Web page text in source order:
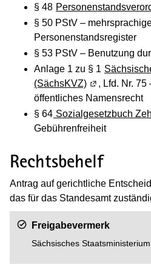
§ 48
§ 50 PStV –
Personenstandsregister
§ 53 PStV – Benutzung
Anlage 1 zu § 1
(SächsKVZ) (Wird in
, Lfd. Nr. 75
öffentliches Namensrecht
§ 64 Sozialgesetzbuch
Gebührenfreiheit
Rechtsbehelf
Antrag auf gerichtliche
das für das Standesamt
Freigabevermerk
Sächsisches